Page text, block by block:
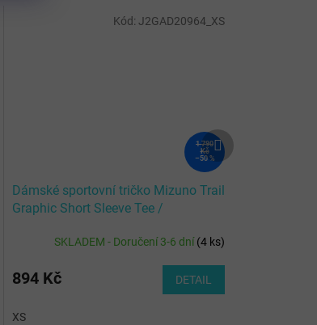
(XS)
1 790
Kč
–50 %
Dámské sportovní tričko Mizuno Trail
Graphic Short Sleeve Tee /
SKLADEM - Doručení 3-6 dní(4 ks)
894 Kč DETAIL
XS
Kód: J2GAD20964_XS
produkt